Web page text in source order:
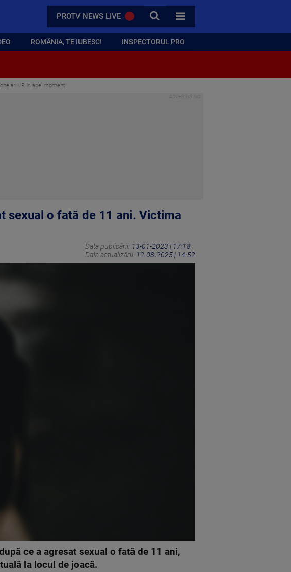
PROTV NEWS LIVE CAUTA
TOATE CATEGORIILE
ROMÂNIA, TE IUBESC! INSPECTORUL PRO
VR în acel moment
sexual o fată de 11 ani. Victima
Data publicării: 13-01-2023 | 17:18
Data actualizării: 12-08-2025 | 14:52
ce a agresat sexual o fată de 11 ani,
la locul de joacă.